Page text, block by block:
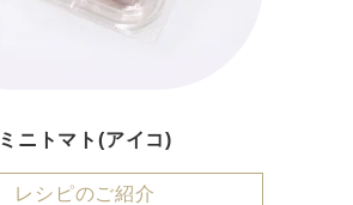
ミニトマト(アイコ)
レシピのご紹介